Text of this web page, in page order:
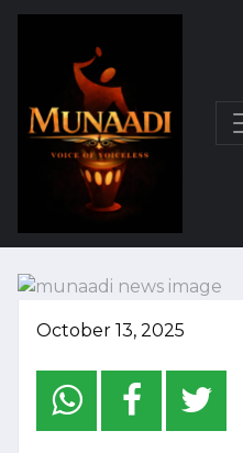
October 13, 2025